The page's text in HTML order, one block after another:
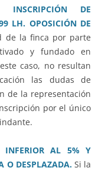
DE
LH. OPOSICIÓN DE
de la finca por parte
y fundado en
caso, no resultan
las dudas de
de la representación
por el único
INFERIOR AL 5% Y
O DESPLAZADA.Si la